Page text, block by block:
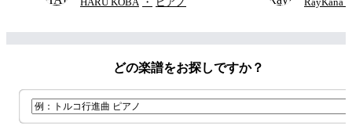
どの楽譜をお探しですか？